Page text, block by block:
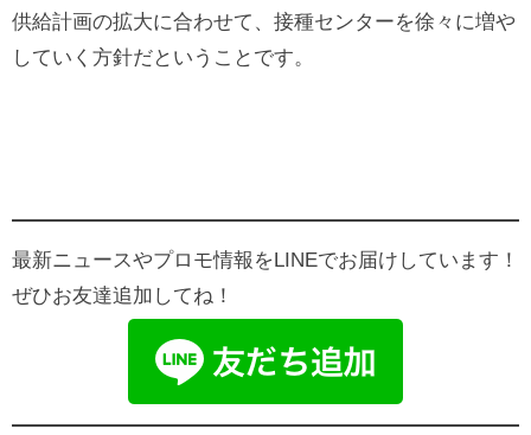
供給計画の拡大に合わせて、接種センターを徐々に増や
していく方針だということです。
最新ニュースやプロモ情報をLINEでお届けしています！
ぜひお友達追加してね！